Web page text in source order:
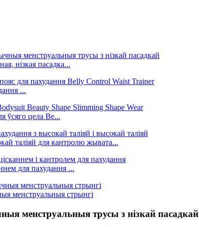
нізкая пасадка...
...
ўсяго цела Be...
таліяй для кантролю жывата...
для пахудання ...
менструальныя стрынгі
менструальныя трусы з нізкай пасадкай